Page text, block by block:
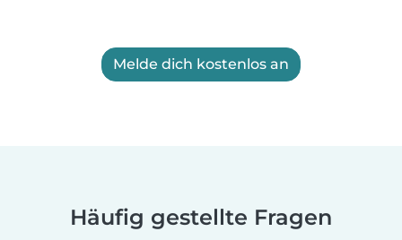
Melde dich kostenlos an
Häufig gestellte Fragen